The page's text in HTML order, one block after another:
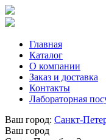
Главная
Каталог
О компании
Заказ и доставка
Контакты
Лабораторная
Ваш город: Санкт-
Ваш город